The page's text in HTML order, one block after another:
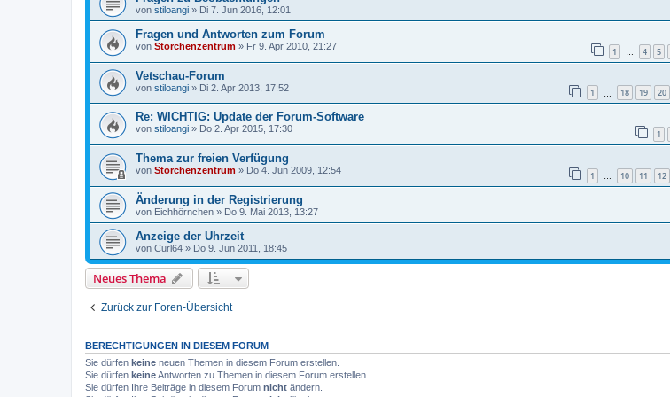
von stiloangi » Di 7. Jun 2016, 12:01
Fragen und Antworten zum Forum
von Storchenzentrum » Fr 9. Apr 2010, 21:27 1 … 4 5
Vetschau-Forum
von stiloangi » Di 2. Apr 2013, 17:52 1 18 19 20
Re: WICHTIG: Update der Forum-Software
von stiloangi » Do 2. Apr 2015, 17:30 1
Thema zur freien Verfügung
von Storchenzentrum » Do 4. Jun 2009, 12:54 1 … 10 11 12
Änderung in der Registrierung
von Eichhörnchen » Do 9. Mai 2013, 13:27
Anzeige der Uhrzeit
von Curl64 » Do 9. Jun 2011, 18:45
Neues Thema
Zurück zur Foren-Übersicht
BERECHTIGUNGEN IN DIESEM FORUM
Sie dürfen keine neuen Themen in diesem Forum erstellen.
Sie dürfen keineAntworten zu Themen in diesem Forum erstellen.
Sie dürfen Ihre Beiträge in diesem Forum nicht ändern.